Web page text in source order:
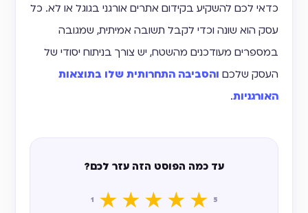
כדאי לכם להשקיע בקידום אתרים אורגני בגוגל או לא. כל
עסק הוא שונה וכדי לקבל תשובה אמיתית, שמגובה
במספרים מעודכנים מהשטח, יש צורך בניתוח יסודי של
העסק שלכם והסביבה התחרותית שלו בתוצאות
האורגניות.
עד כמה הפוסט הזה עזר לכם?
1 ★ ★ ★ ★ ★ 5